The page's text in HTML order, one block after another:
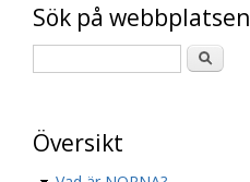
Sök på webbplatsen
Översikt